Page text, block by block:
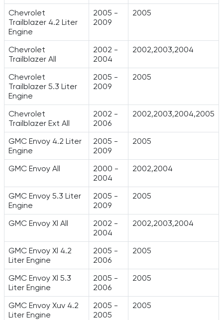
Chevrolet
Trailblazer 4.2 Liter
Engine
2005 -
2009
2005
Chevrolet
Trailblazer All
2002 -
2004
2002,2003,2004
Chevrolet
Trailblazer 5.3 Liter
Engine
2005 -
2009
2005
Chevrolet
Trailblazer Ext All
2002 -
2006
2002,2003,2004,2005
GMC Envoy 4.2 Liter
Engine
2005 -
2009
2005
GMC Envoy All
2000 -
2004
2002,2004
GMC Envoy 5.3 Liter
Engine
2005 -
2009
2005
GMC Envoy Xl All
2002 -
2004
2002,2003,2004
GMC Envoy Xl 4.2
Liter Engine
2005 -
2006
2005
GMC Envoy Xl 5.3
Liter Engine
2005 -
2006
2005
GMC Envoy Xuv 4.2
Liter Engine
2005 -
2005
2005